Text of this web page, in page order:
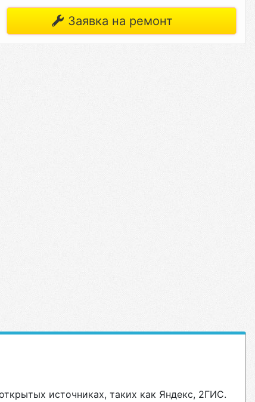
Заявка на ремонт
источниках, таких как Яндекс, 2ГИС.